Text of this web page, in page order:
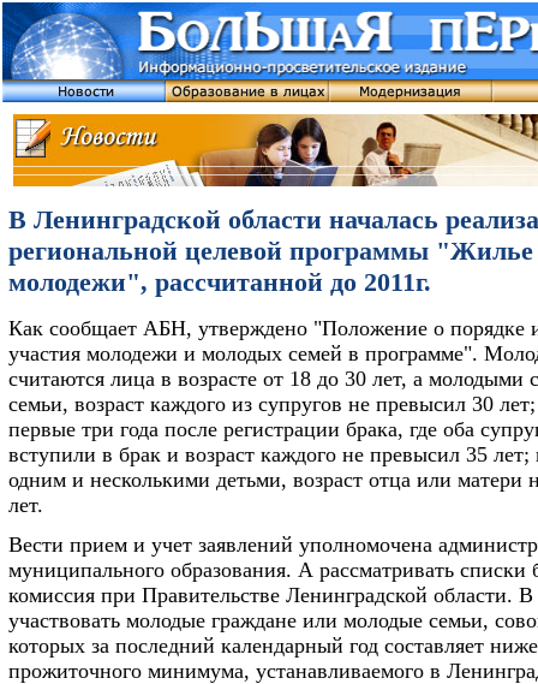
В Ленинградской области началась
региональной целевой программы "Жилье
молодежи", рассчитанной до 2011г.
Как сообщает АБН, утверждено "Положение о порядке
участия молодежи и молодых семей в программе".
считаются лица в возрасте от 18 до 30 лет, а молодыми
семьи, возраст каждого из супругов не превысил 30
первые три года после регистрации брака, где оба
вступили в брак и возраст каждого не превысил 35
одним и несколькими детьми, возраст отца или матери
лет.
Вести прием и учет заявлений уполномочена
муниципального образования. А рассматривать списки
комиссия при Правительстве Ленинградской области.
участвовать молодые граждане или молодые семьи,
которых за последний календарный год составляет
прожиточного минимума, устанавливаемого в